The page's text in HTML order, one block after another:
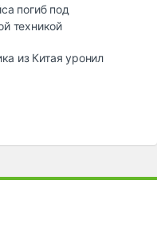
погиб под
техникой
из Китая уронил